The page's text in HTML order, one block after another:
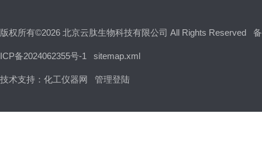
版权所有©2026 北京云肽生物科技有限公司 All Rights Reserved
ICP备2024062355号-1 sitemap.xml
技术支持： 化工仪器网 管理登陆